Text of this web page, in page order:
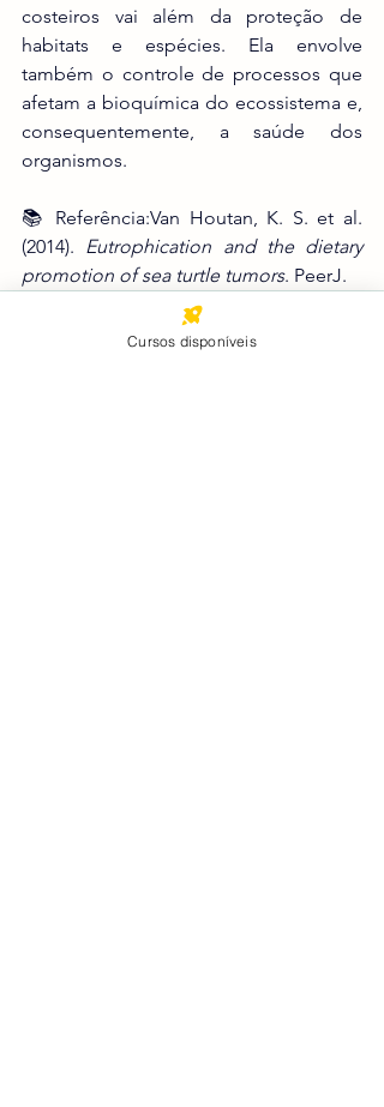
costeiros vai além da proteção de
habitats e espécies. Ela envolve
também o controle de processos que
afetam a bioquímica do ecossistema e,
consequentemente, a saúde dos
organismos.
📚 Referência:Van Houtan, K. S. et al.
(2014). Eutrophication and the dietary
promotion of sea turtle tumors. PeerJ.
Cursos disponíveis